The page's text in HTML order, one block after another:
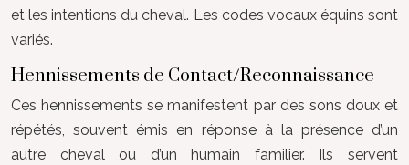
et les intentions du cheval. Les codes vocaux équins sont
variés.
Hennissements de Contact/Reconnaissance
Ces hennissements se manifestent par des sons doux et
répétés, souvent émis en réponse à la présence d’un
autre cheval ou d’un humain familier. Ils servent